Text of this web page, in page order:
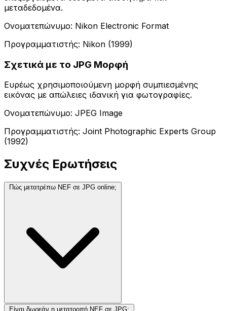
μεταδεδομένα.
Ονοματεπώνυμο: Nikon Electronic Format
Προγραμματιστής: Nikon (1999)
Σχετικά με το JPG Μορφή
Ευρέως χρησιμοποιούμενη μορφή συμπιεσμένης
εικόνας με απώλειες ιδανική για φωτογραφίες.
Ονοματεπώνυμο: JPEG Image
Προγραμματιστής: Joint Photographic Experts Group
(1992)
Συχνές Ερωτήσεις
Πώς μετατρέπω NEF σε JPG online;
Είναι δωρεάν η μετατροπή NEF σε JPG;